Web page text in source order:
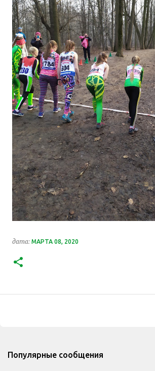
дата: МАРТА 08, 2020
Популярные сообщения